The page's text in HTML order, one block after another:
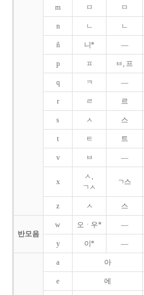
m ㅁ ㅁ
n ㄴ ㄴ
ñ 니* ―
p ㅍ ㅂ, 프
q ㅋ ―
r ㄹ 르
s ㅅ 스
t ㅌ 트
v ㅂ ―
x
ㅅ,
ㄱㅅ
ㄱ스
z ㅅ 스
반모음
w 오ㆍ우* ―
y 이* ―
a 아
e 에